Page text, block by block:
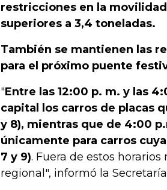
restricciones en la
superiores a 3,4 toneladas.
También se mantienen las
para el próximo puente
"Entre las 12:00 p. m. y las
capital los carros de placas
y 8), mientras que de 4:00
únicamente para carros
7 y 9). Fuera de estos
regional", informó la